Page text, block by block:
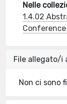
Nelle
1.4.02
File allegato/i
Non ci sono